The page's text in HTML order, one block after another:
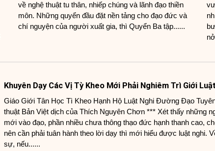
về nghệ thuật tu thân, nhiếp chúng và lãnh đạo thiền
môn. Những quyển đầu đặt nền tảng cho đạo đức và
chí nguyện của người xuất gia, thì Quyển Ba tập......
Khuyên Dạy Các Vị Tỳ Kheo Mới Phải Nghiêm Trì Giới
Giáo Giới Tân Học Tì Kheo Hạnh Hộ Luật Nghi Đường Đạo
thuật Bản Việt dịch của Thích Nguyên Chơn *** Xét thấy những
mới vào đạo, phần nhiều chưa thông thạo đức hạnh thanh cao,
nên cần phải tuân hành theo lời dạy thì mới hiểu được luật nghi.
sự, nếu......